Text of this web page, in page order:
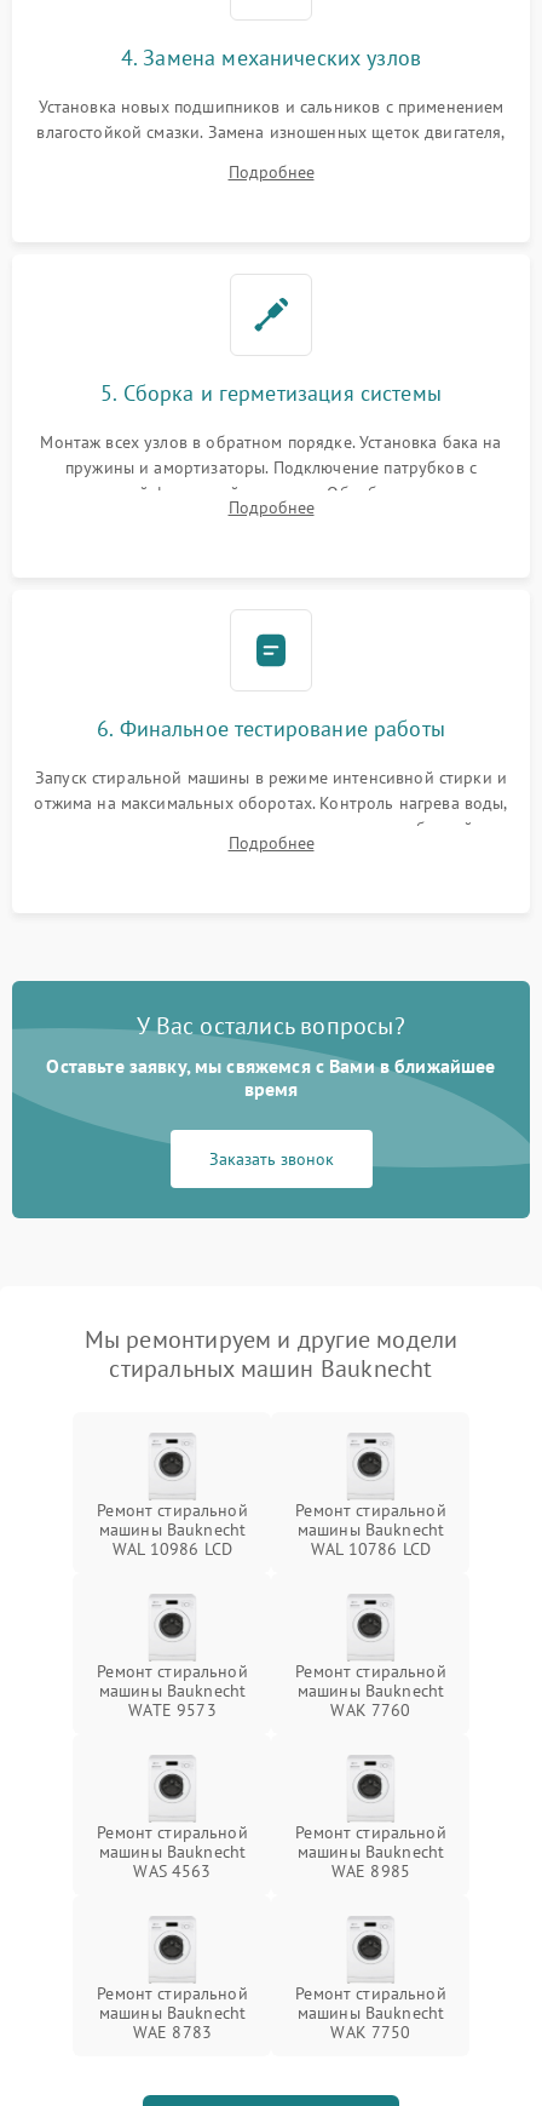
4. Замена механических узлов
Установка новых подшипников и сальников с применением
влагостойкой смазки. Замена изношенных щеток двигателя,
или поврежденной резиновой манжеты.
Подробнее
5. Сборка и герметизация системы
Монтаж всех узлов в обратном порядке. Установка бака на
пружины и амортизаторы. Подключение патрубков с
надежной фиксацией хомутами. Обработка стыков
герметиком для предотвращения возможных протечек воды.
Подробнее
6. Финальное тестирование работы
Запуск стиральной машины в режиме интенсивной стирки и
отжима на максимальных оборотах. Контроль нагрева воды,
корректности слива, отсутствия излишних вибраций,
посторонних стуков и протечек под корпусом.
Подробнее
У Вас остались вопросы?
Оставьте заявку, мы свяжемся с Вами в ближайшее
время
Заказать звонок
Мы ремонтируем и другие модели
стиральных машин Bauknecht
Ремонт стиральной
машины Bauknecht
WAL 10986 LCD
Ремонт стиральной
машины Bauknecht
WAL 10786 LCD
Ремонт стиральной
машины Bauknecht
WATE 9573
Ремонт стиральной
машины Bauknecht
WAK 7760
Ремонт стиральной
машины Bauknecht
WAS 4563
Ремонт стиральной
машины Bauknecht
WAE 8985
Ремонт стиральной
машины Bauknecht
WAE 8783
Ремонт стиральной
машины Bauknecht
WAK 7750